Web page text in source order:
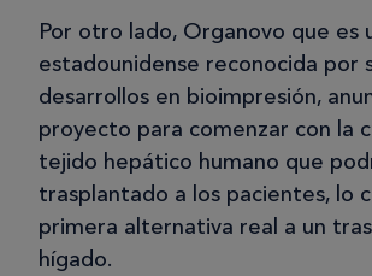
Por otro lado, Organovo que es
estadounidense reconocida por
desarrollos en bioimpresión,
proyecto para comenzar con la
tejido hepático humano que
trasplantado a los pacientes, lo
primera alternativa real a un
hígado.